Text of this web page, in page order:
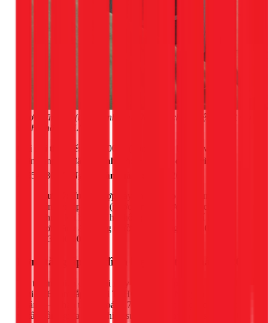
2 bơm tăng áp (nước lạnh + nước nóng chịu nhiệt) đã kết nối
với hệ thống NLMT.
Chi phí thực tế:
7.300.000đ (gồm 2 máy bơm + vật tư +
nhân công lắp đặt) |
Đánh giá:
Mã công trình:
#595898047 |
Ngày hoàn thành:
10/02/2026
Lưu ý:
Trường hợp này chi phí cao hơn trung
bình vì lắp 2 bơm (nước lạnh + nước nóng chịu
nhiệt) kết hợp với hệ thống NLMT. Chi phí lắp 1
bơm tăng áp thông thường dao động 1.500.000đ
– 3.500.000đ.
Bơm tăng áp gia đình loại nào tốt nhất 2026?
Thị trường hiện có 3 loại máy bơm tăng áp chính. Với kinh
nghiệm 6 năm lắp đặt tại TPHCM, tôi — Nguyễn Hoàng
Khánh — nhận thấy khoảng 70% gia đình chọn loại điện tử
vì cân bằng giữa giá và hiệu suất. Dưới đây là so sánh chi tiết.